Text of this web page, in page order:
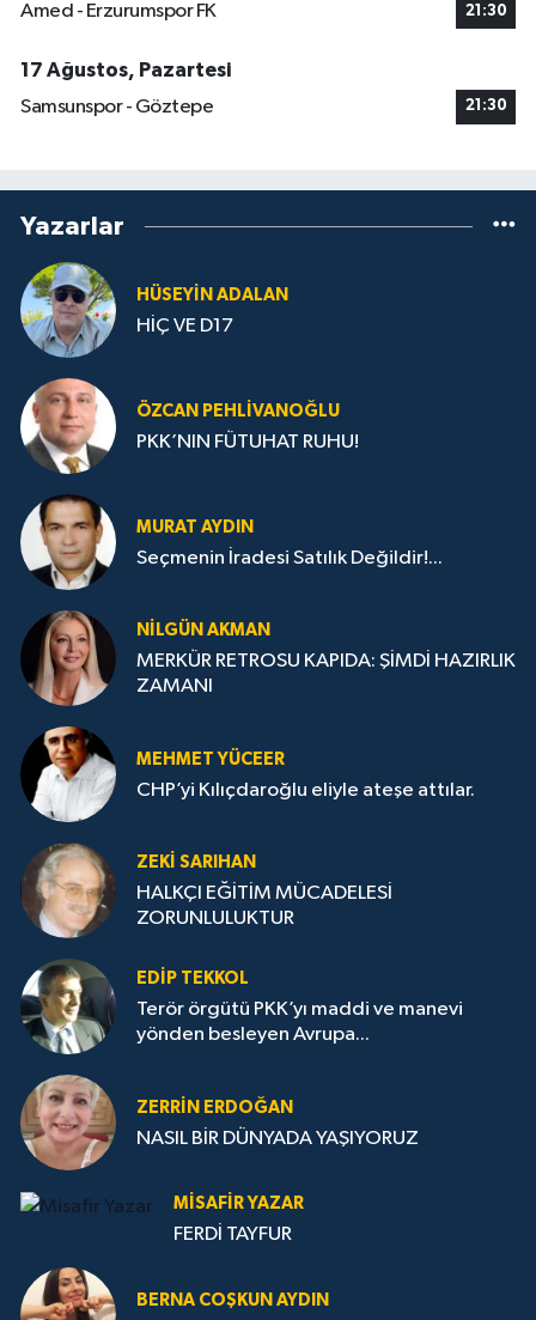
Amed - Erzurumspor FK 21:30
17 Ağustos, Pazartesi
Samsunspor - Göztepe
21:30
Yazarlar
HÜSEYIN ADALAN
HİÇ VE D17
ÖZCAN PEHLIVANOĞLU
PKK’NIN FÜTUHAT RUHU!
MURAT AYDIN
Seçmenin İradesi Satılık Değildir!...
NILGÜN AKMAN
MERKÜR RETROSU KAPIDA: ŞİMDİ HAZIRLIK
ZAMANI
MEHMET YÜCEER
CHP’yi Kılıçdaroğlu eliyle ateşe attılar.
ZEKI SARIHAN
HALKÇI EĞİTİM MÜCADELESİ
ZORUNLULUKTUR
EDIP TEKKOL
Terör örgütü PKK’yı maddi ve manevi
yönden besleyen Avrupa...
ZERRIN ERDOĞAN
NASIL BİR DÜNYADA YAŞIYORUZ
MISAFIR YAZAR
FERDİ TAYFUR
BERNA COŞKUN AYDIN